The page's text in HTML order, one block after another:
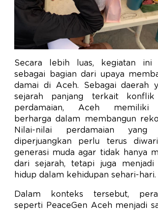
Secara lebih luas, kegiatan ini
sebagai bagian dari upaya
damai di Aceh. Sebagai daerah
sejarah panjang terkait
perdamaian, Aceh memiliki
berharga dalam membangun
Nilai-nilai perdamaian
diperjuangkan perlu terus
generasi muda agar tidak hanya
dari sejarah, tetapi juga menjadi
hidup dalam kehidupan sehari-hari.
Dalam konteks tersebut,
seperti PeaceGen Aceh menjadi